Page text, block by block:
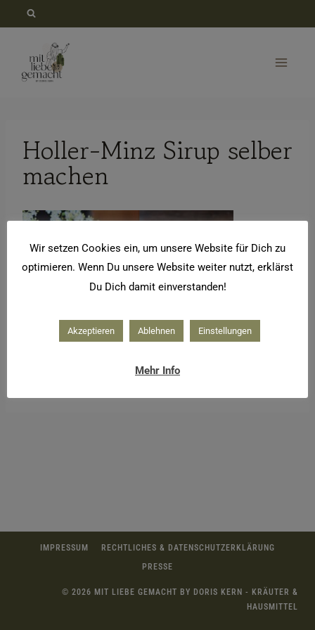
springen
Holler-Minz Sirup selber
machen
IMPRESSUM
RECHTLICHES & DATENSCHUTZERKLÄRUNG
PRESSE
© 2026 MIT LIEBE GEMACHT BY DORIS KERN - KRÄUTER &
HAUSMITTEL
Wir setzen Cookies ein, um unsere Website für Dich zu
optimieren. Wenn Du unsere Website weiter nutzt, erklärst
Du Dich damit einverstanden!
Akzeptieren Ablehnen Einstellungen
Mehr Info